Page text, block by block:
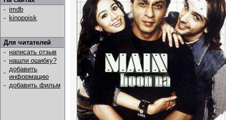
- imdb
- kinopoisk
Для читателей
- написать отзыв
- нашли ошибку?
- добавить
информацию
- добавить фильм